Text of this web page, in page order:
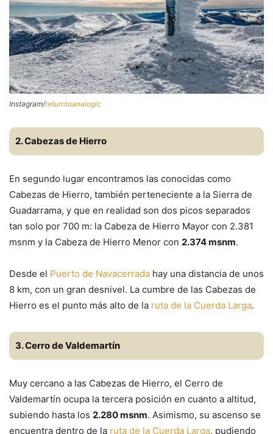
Instagram/returntoanalogic
2. Cabezas de Hierro
En segundo lugar encontramos las conocidas como
Cabezas de Hierro, también perteneciente a la Sierra de
Guadarrama, y que en realidad son dos picos separados
tan solo por 700 m: la Cabeza de Hierro Mayor con 2.381
msnm y la Cabeza de Hierro Menor con 2.374 msnm.
Desde el Puerto de Navacerrada hay una distancia de unos
8 km, con un gran desnivel. La cumbre de las Cabezas de
Hierro es el punto más alto de la ruta de la Cuerda Larga.
3. Cerro de Valdemartín
Muy cercano a las Cabezas de Hierro, el Cerro de
Valdemartín ocupa la tercera posición en cuanto a altitud,
subiendo hasta los 2.280 msnm. Asimismo, su ascenso se
encuentra dentro de la ruta de la Cuerda Larga, pudiendo